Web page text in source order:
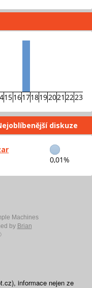
15161718192021 22 23
diskuze
0,01%
Machines
by Brian
informace nejen ze